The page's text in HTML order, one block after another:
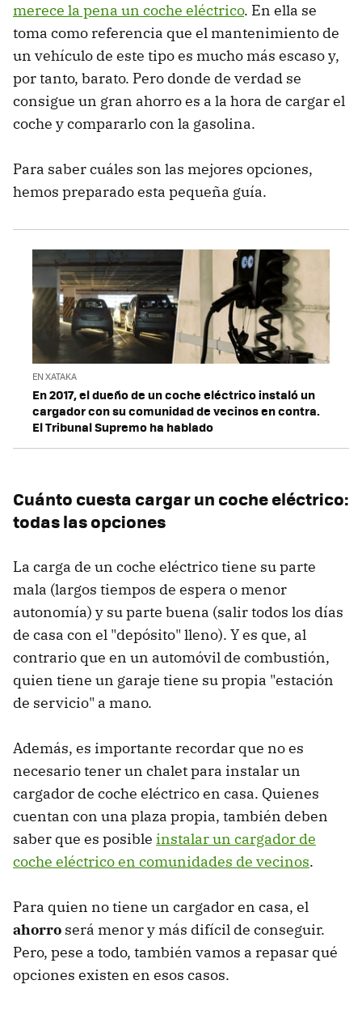
merece la pena un coche eléctrico. En ella se
toma como referencia que el mantenimiento de
un vehículo de este tipo es mucho más escaso y,
por tanto, barato. Pero donde de verdad se
consigue un gran ahorro es a la hora de cargar el
coche y compararlo con la gasolina.
Para saber cuáles son las mejores opciones,
hemos preparado esta pequeña guía.
EN XATAKA
En 2017, el dueño de un coche eléctrico instaló un
cargador con su comunidad de vecinos en contra.
El Tribunal Supremo ha hablado
Cuánto cuesta cargar un coche eléctrico:
todas las opciones
La carga de un coche eléctrico tiene su parte
mala (largos tiempos de espera o menor
autonomía) y su parte buena (salir todos los días
de casa con el "depósito" lleno). Y es que, al
contrario que en un automóvil de combustión,
quien tiene un garaje tiene su propia "estación
de servicio" a mano.
Además, es importante recordar que no es
necesario tener un chalet para instalar un
cargador de coche eléctrico en casa. Quienes
cuentan con una plaza propia, también deben
saber que es posible instalar un cargador de
coche eléctrico en comunidades de vecinos.
Para quien no tiene un cargador en casa, el
ahorro será menor y más difícil de conseguir.
Pero, pese a todo, también vamos a repasar qué
opciones existen en esos casos.